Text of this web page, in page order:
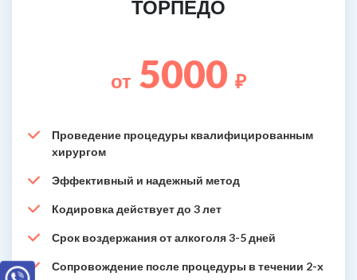
ТОРПЕДО
от 5000 ₽
Проведение процедуры квалифицированным
хирургом
Эффективный и надежный метод
Кодировка действует до 3 лет
Срок воздержания от алкоголя 3-5 дней
Сопровождение после процедуры в течении 2-х